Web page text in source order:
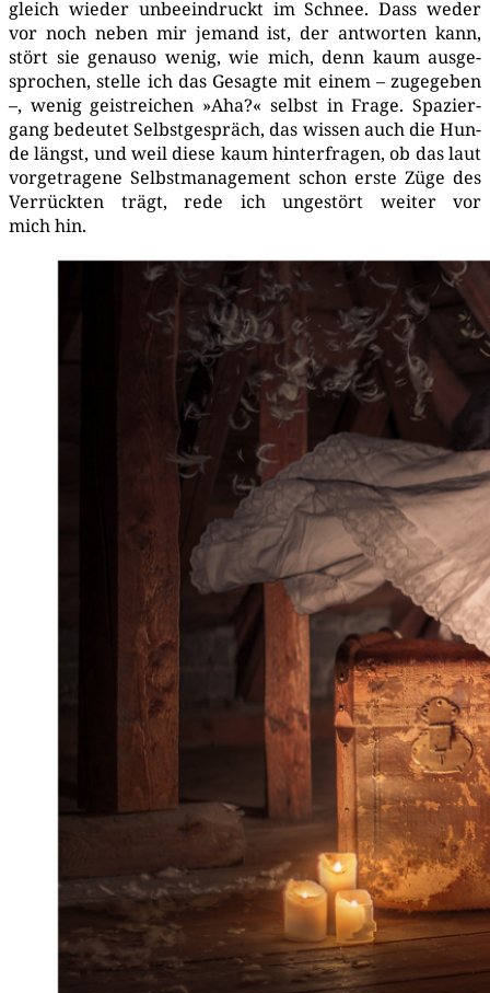
gleich wie­der unbe­ein­druckt im Schnee. Dass weder
vor noch neben mir jemand ist, der ant­wor­ten kann,
stört sie genau­so wenig, wie mich, denn kaum aus­ge­
spro­chen, stel­le ich das Gesag­te mit einem – zuge­ge­ben
–, wenig geist­rei­chen »Aha?« selbst in Fra­ge. Spa­zier­
gang bedeu­tet Selbst­ge­spräch, das wis­sen auch die Hun­
de längst, und weil die­se kaum hin­ter­fra­gen, ob das laut
vor­ge­tra­ge­ne Selbst­ma­nage­ment schon ers­te Züge des
Ver­rück­ten trägt, rede ich unge­stört wei­ter vor
mich hin.